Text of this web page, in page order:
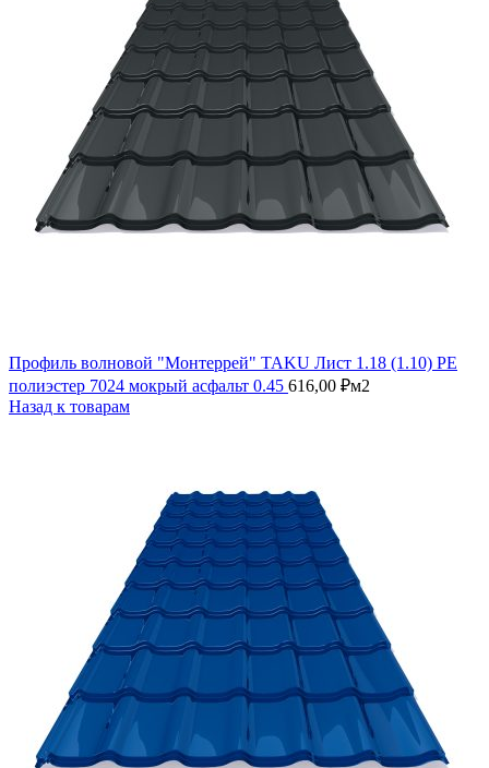
Профиль волновой "Монтеррей" TAKU Лист 1.18 (1.10) PE
полиэстер 7024 мокрый асфальт 0.45 616,00 ₽м2
Назад к товарам